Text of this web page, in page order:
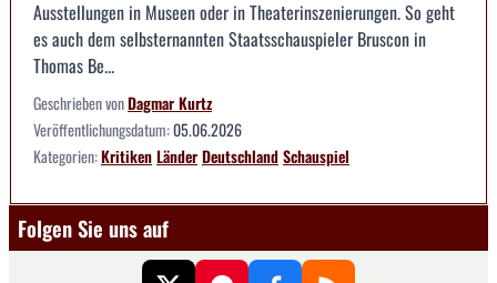
Ausstellungen in Museen oder in Theaterinszenierungen. So geht
es auch dem selbsternannten Staatsschauspieler Bruscon in
Thomas Be...
Geschrieben vonDagmar Kurtz
Veröffentlichungsdatum:05.06.2026
Kategorien:KritikenLänderDeutschlandSchauspiel
Folgen Sie uns auf